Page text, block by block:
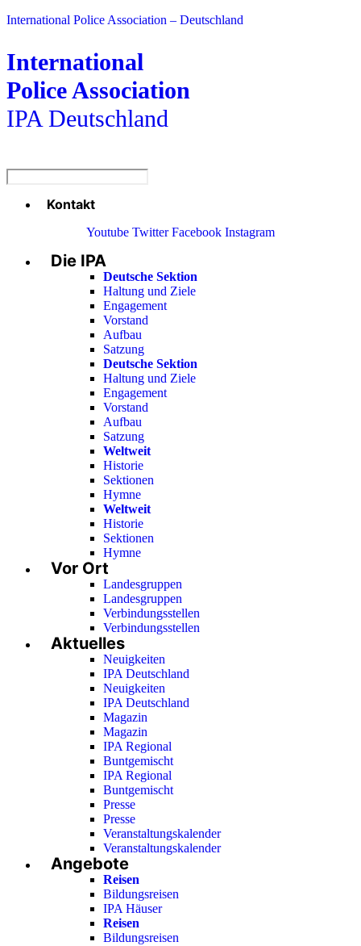
International Police Association – Deutschland
International
Police Association
IPA Deutschland
Menü Kontakt
Youtube Twitter Facebook Instagram
Menu
Die IPA
Deutsche Sektion
Haltung und Ziele
Engagement
Vorstand
Aufbau
Satzung
Deutsche Sektion
Haltung und Ziele
Engagement
Vorstand
Aufbau
Satzung
Weltweit
Historie
Sektionen
Hymne
Weltweit
Historie
Sektionen
Hymne
Vor Ort
Landesgruppen
Landesgruppen
Verbindungsstellen
Verbindungsstellen
Aktuelles
Neuigkeiten
IPA Deutschland
Neuigkeiten
IPA Deutschland
Magazin
Magazin
IPA Regional
Buntgemischt
IPA Regional
Buntgemischt
Presse
Presse
Veranstaltungskalender
Veranstaltungskalender
Angebote
Reisen
Bildungsreisen
IPA Häuser
Reisen
Bildungsreisen